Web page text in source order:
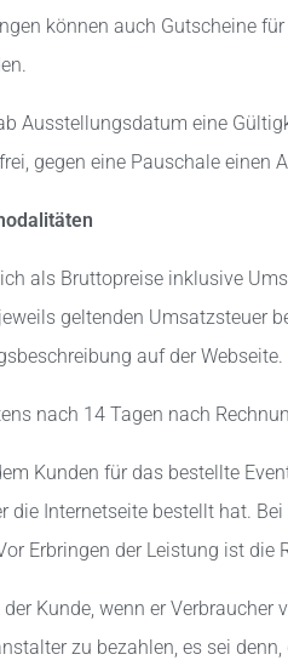
können auch Gutscheine
Ausstellungsdatum eine
gegen eine Pauschale einen
als Bruttopreise inklusive
geltenden Umsatzsteuer
auf der Webseite.
nach 14 Tagen nach
Kunden für das bestellte
die Internetseite bestellt hat.
Erbringen der Leistung ist die
Kunde, wenn er
zu bezahlen, es sei